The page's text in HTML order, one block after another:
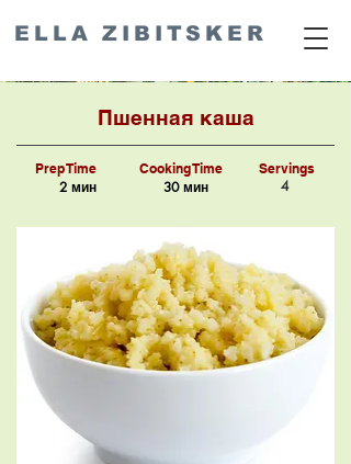
ELLA ZIBITSKER
Пшенная каша
Prep Time
2 мин
Cooking Time
30 мин
Servings
4